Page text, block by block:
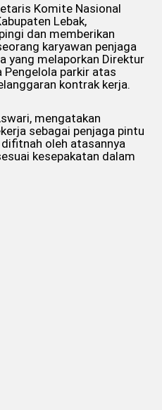
Komite Nasional
Lebak,
dan memberikan
karyawan penjaga
yang melaporkan Direktur
Pengelola parkir atas
kontrak kerja.
mengatakan
sebagai penjaga pintu
oleh atasannya
kesepakatan dalam